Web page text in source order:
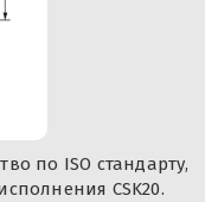
по ISO стандарту,
CSK20.